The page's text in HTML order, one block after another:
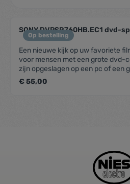
Op bestelling
SONY DVPSR760HB.EC1 dvd-
Een nieuwe kijk op uw favoriete
voor mensen met een grote dvd-
zijn opgeslagen op een pc of een
zet films in Standaard Definitie om
verbluffendere kijkervaring. Dat
Scherpte/beeld/helderheid/kleur/
TEEM: PAL /
50/60 HzSTROOMVERBRUIK
WQUICK SETUP: JAINSTANT
€ 55,00